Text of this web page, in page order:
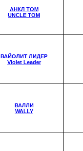
АНКЛ ТОМ
UNCLE TOM
ВАЙОЛИТ ЛИДЕР
Violet Leader
ВАЛЛИ
WALLY